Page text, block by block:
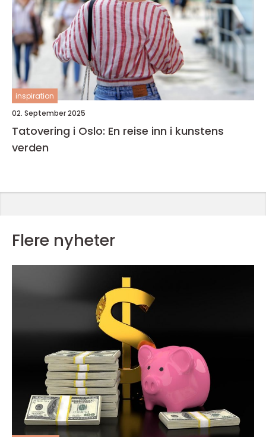
inspiration
02. September 2025
Tatovering i Oslo: En reise inn i kunstens
verden
Flere nyheter